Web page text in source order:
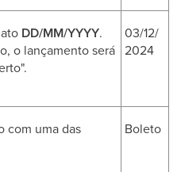
DD/MM/YYYY.
o lançamento será
03/12/
2024
com uma das
Boleto